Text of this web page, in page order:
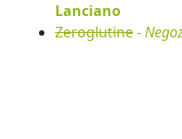
Lanciano
Zeroglutine-